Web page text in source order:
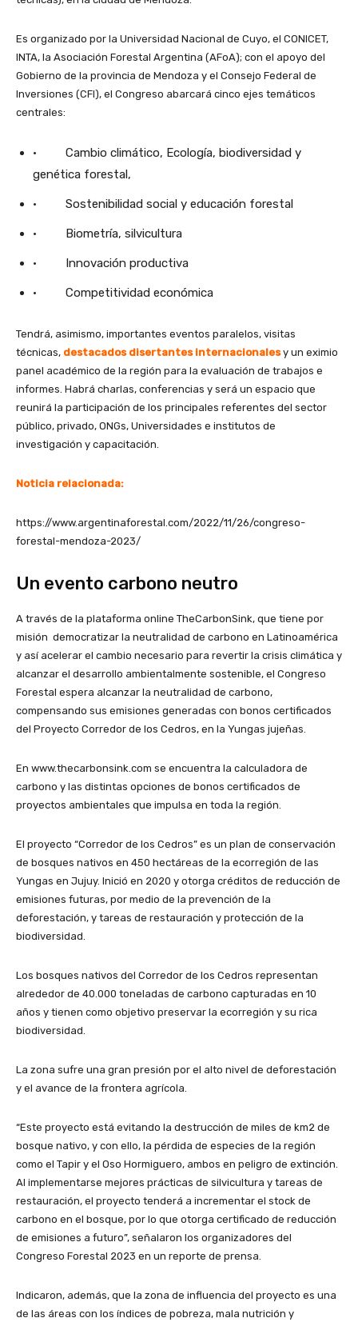
Es organizado por la Universidad Nacional de Cuyo, el CONICET,
INTA, la Asociación Forestal Argentina (AFoA); con el apoyo del
Gobierno de la provincia de Mendoza y el Consejo Federal de
Inversiones (CFI), el Congreso abarcará cinco ejes temáticos
centrales:
· Cambio climático, Ecología, biodiversidad y
genética forestal,
· Sostenibilidad social y educación forestal
· Biometría, silvicultura
· Innovación productiva
· Competitividad económica
Tendrá, asimismo, importantes eventos paralelos, visitas
técnicas, destacados disertantes internacionales y un eximio
panel académico de la región para la evaluación de trabajos e
informes. Habrá charlas, conferencias y será un espacio que
reunirá la participación de los principales referentes del sector
público, privado, ONGs, Universidades e institutos de
investigación y capacitación.
Noticia relacionada:
https://www.argentinaforestal.com/2022/11/26/congreso-
forestal-mendoza-2023/
Un evento carbono neutro
A través de la plataforma online TheCarbonSink, que tiene por
misión democratizar la neutralidad de carbono en Latinoamérica
y así acelerar el cambio necesario para revertir la crisis climática y
alcanzar el desarrollo ambientalmente sostenible, el Congreso
Forestal espera alcanzar la neutralidad de carbono,
compensando sus emisiones generadas con bonos certificados
del Proyecto Corredor de los Cedros, en la Yungas jujeñas.
En www.thecarbonsink.com se encuentra la calculadora de
carbono y las distintas opciones de bonos certificados de
proyectos ambientales que impulsa en toda la región.
El proyecto “Corredor de los Cedros” es un plan de conservación
de bosques nativos en 450 hectáreas de la ecorregión de las
Yungas en Jujuy. Inició en 2020 y otorga créditos de reducción de
emisiones futuras, por medio de la prevención de la
deforestación, y tareas de restauración y protección de la
biodiversidad.
Los bosques nativos del Corredor de los Cedros representan
alrededor de 40.000 toneladas de carbono capturadas en 10
años y tienen como objetivo preservar la ecorregión y su rica
biodiversidad.
La zona sufre una gran presión por el alto nivel de deforestación
y el avance de la frontera agrícola.
“Este proyecto está evitando la destrucción de miles de km2 de
bosque nativo, y con ello, la pérdida de especies de la región
como el Tapir y el Oso Hormiguero, ambos en peligro de extinción.
Al implementarse mejores prácticas de silvicultura y tareas de
restauración, el proyecto tenderá a incrementar el stock de
carbono en el bosque, por lo que otorga certificado de reducción
de emisiones a futuro”, señalaron los organizadores del
Congreso Forestal 2023 en un reporte de prensa.
Indicaron, además, que la zona de influencia del proyecto es una
de las áreas con los índices de pobreza, mala nutrición y